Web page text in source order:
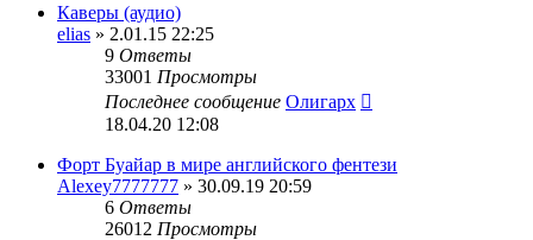
Каверы (аудио)
elias » 2.01.15 22:25
9 Ответы
33001 Просмотры
Последнее сообщение Олигарх
18.04.20 12:08
Форт Буайар в мире английского фентези
Alexey7777777 » 30.09.19 20:59
6 Ответы
26012 Просмотры